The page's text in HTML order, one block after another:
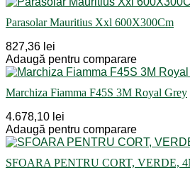
Parasolar Mauritius Xxl 600X300Cm
827,36 lei
Adaugă pentru comparare
Marchiza Fiamma F45S 3M Royal Grey
4.678,10 lei
Adaugă pentru comparare
SFOARA PENTRU CORT, VERDE,